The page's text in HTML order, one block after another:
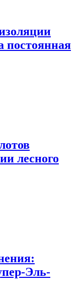
постоянная
лесного
Эль-